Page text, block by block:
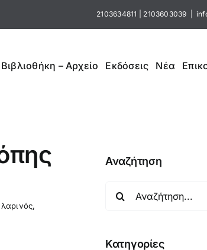
2103634811 2103603039
Βιβλιοθήκη – Αρχείο Εκδόσεις Νέα
,
Αναζήτηση
Κατηγορίες